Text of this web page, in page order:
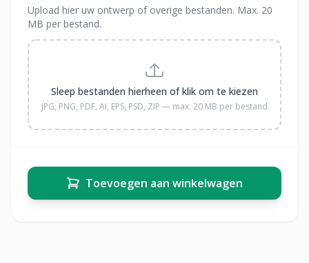
Upload hier uw ontwerp of overige bestanden. Max. 20
MB per bestand.
Sleep bestanden hierheen of klik om te kiezen
JPG, PNG, PDF, AI, EPS, PSD, ZIP — max. 20 MB per bestand
Toevoegen aan winkelwagen